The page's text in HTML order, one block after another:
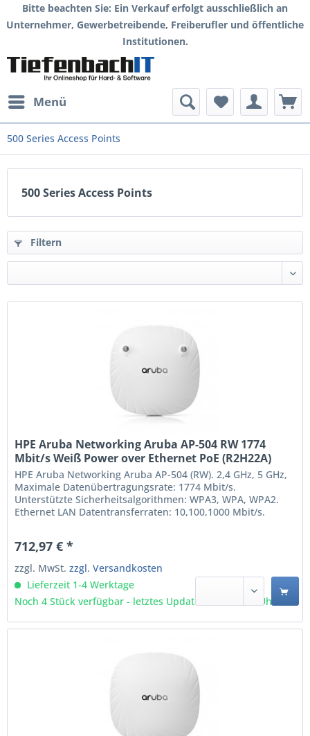
Bitte beachten Sie: Ein Verkauf erfolgt ausschließlich an
Unternehmer, Gewerbetreibende, Freiberufler und öffentliche
Institutionen.
Menü
500 Series Access Points
500 Series Access Points
Filtern
HPE Aruba Networking Aruba AP-504 RW 1774
Mbit/s Weiß Power over Ethernet PoE (R2H22A)
HPE Aruba Networking Aruba AP-504 (RW). 2,4 GHz, 5 GHz,
Maximale Datenübertragungsrate: 1774 Mbit/s.
Unterstützte Sicherheitsalgorithmen: WPA3, WPA, WPA2.
Ethernet LAN Datentransferraten: 10,100,1000 Mbit/s.
Datenübertragungsrate: 1774 Mbit/s IEEE 802.11a, IEEE
802.11ac, IEEE...
712,97 € *
zzgl. MwSt.zzgl. Versandkosten
Lieferzeit 1-4 Werktage
Noch 4 Stück verfügbar - letztes Update 06.08 - 3:03 Uhr